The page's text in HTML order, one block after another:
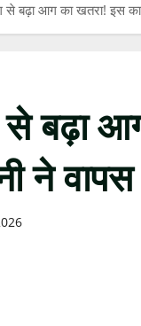
से बढ़ा आग का खतरा! इस
से बढ़ा
ने वापस